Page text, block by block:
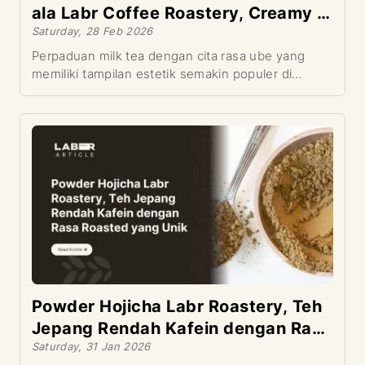
ala Labr Coffee Roastery, Creamy &
Anti Gagal
Saturday, 28 Feb 2026
Perpaduan milk tea dengan cita rasa ube yang
memiliki tampilan estetik semakin populer di
membuat minuman ini digemari pecinta minuman
kekinian. Banyak orang ingin tahu cara membuat
ube milk tea ala cafe agar hasilnya tidak hanya
enak, tetapi juga tampil menarik seperti buatan
barista profesional.
Powder Hojicha Labr Roastery, Teh
Jepang Rendah Kafein dengan Rasa
Roasted yang Unik
Saturday, 31 Jan 2026